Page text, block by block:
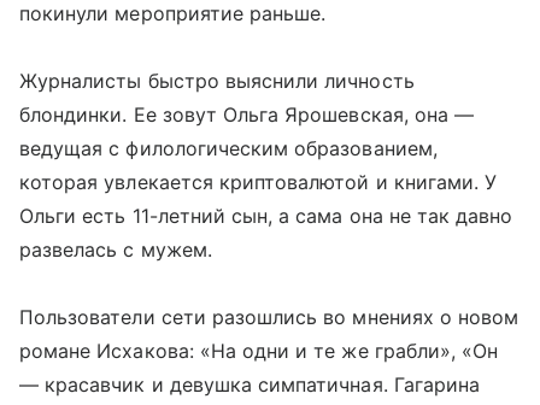
покинули мероприятие раньше.
Журналисты быстро выяснили личность
блондинки. Ее зовут Ольга Ярошевская, она —
ведущая с филологическим образованием,
которая увлекается криптовалютой и книгами. У
Ольги есть 11-летний сын, а сама она не так давно
развелась с мужем.
Пользователи сети разошлись во мнениях о новом
романе Исхакова: «На одни и те же грабли», «Он
— красавчик и девушка симпатичная. Гагарина